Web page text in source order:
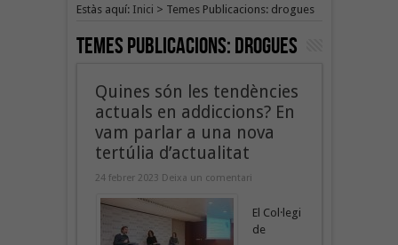
Estàs aquí: Inici > Temes Publicacions: drogues
Temes Publicacions:drogues
Quines són les tendències
actuals en addiccions? En
vam parlar a una nova
tertúlia d’actualitat
24 febrer 2023 Deixa un comentari
El Col·legi
de